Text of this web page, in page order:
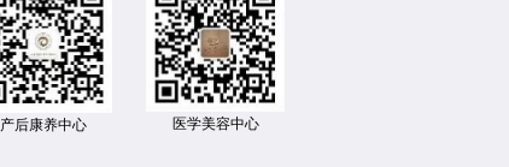
产后康养中心 医学美容中心